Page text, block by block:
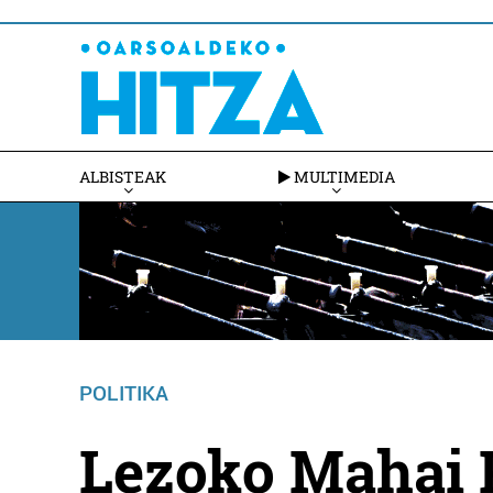
ALBISTEAK MULTIMEDIA
POLITIKA
Lezoko Mahai